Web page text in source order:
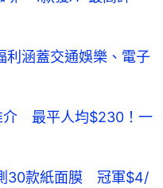
涵蓋交通娛樂、電子
介 最平人均$230！一
30款紙面膜 冠軍$4/